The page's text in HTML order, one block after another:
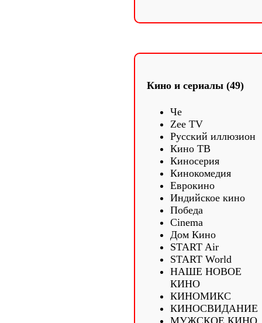
Кино и сериалы (49)
Че
Zee TV
Русский иллюзион
Кино ТВ
Киносерия
Кинокомедия
Еврокино
Индийское кино
Победа
Cinema
Дом Кино
START Air
START World
НАШЕ НОВОЕ
КИНО
КИНОМИКС
КИНОСВИДАНИЕ
МУЖСКОЕ КИНО